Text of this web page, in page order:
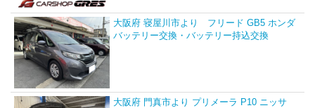
大阪府 寝屋川市より フリード GB5 ホンダ
バッテリー交換・バッテリー持込交換
大阪府 門真市より プリメーラ P10 ニッサ